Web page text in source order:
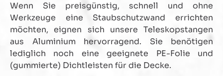
Werkzeuge, Kabel, Eimer oder Arbeitsleuchten können
anschließend sicher und griffbereit aufgehängt werden. Die
integrierte Kabelaufnahme hilft zusätzlich dabei, Stromkabel
ordentlich zu führen und Stolperfallen zu vermeiden.
Technische Daten EigenschaftWertProdukttypGerätehaken
für MontagestützenMaterialRobuste
MetallausführungFarbeSchwarzMontageWerkzeuglosKompat
Wenn Sie preisgünstig, schnell und ohne
Werkzeuge eine Staubschutzwand errichten
möchten, eignen sich unsere Teleskopstangen
aus Aluminium hervorragend. Sie benötigen
lediglich noch eine geeignete PE-Folie und
(gummierte) Dichtleisten für die Decke.